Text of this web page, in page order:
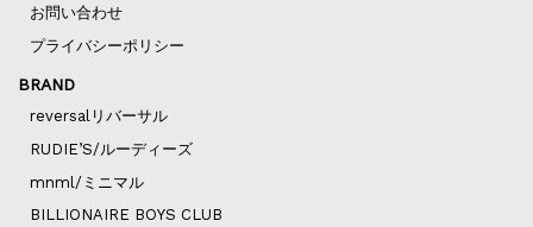
お問い合わせ
プライバシーポリシー
BRAND
reversalリバーサル
RUDIE’S/ルーディーズ
mnml/ミニマル
BILLIONAIRE BOYS CLUB